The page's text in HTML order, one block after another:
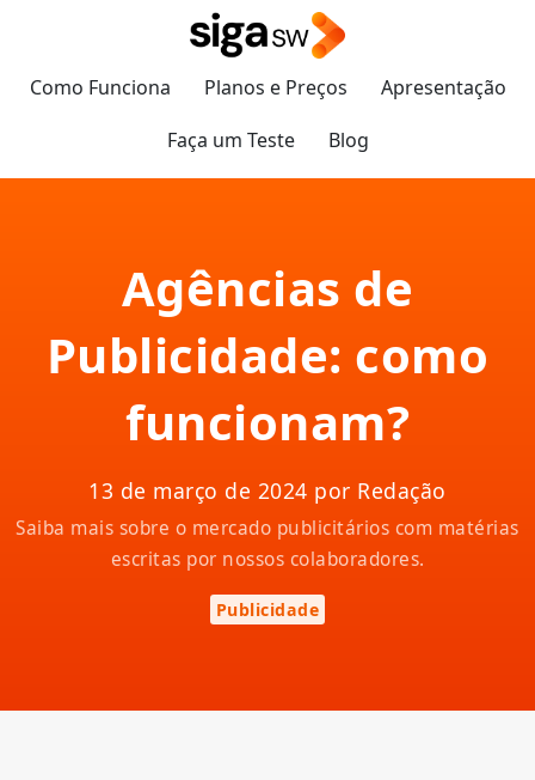
Como Funciona Planos e Preços
Apresentação
Faça um Teste
Blog
Agências de
Publicidade: como
funcionam?
13 de março de 2024 por Redação
Saiba mais sobre o mercado publicitários com matérias
escritas por nossos colaboradores.
Publicidade